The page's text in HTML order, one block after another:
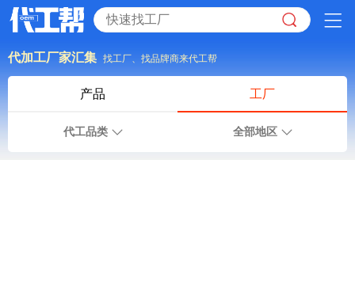
代加工厂家汇集 找工厂、找品牌商来代工帮
产品 工厂
代工品类 全部地区